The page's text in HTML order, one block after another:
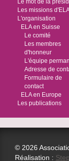
Le mot de la
Les missions
L'organisation
ELA en Suisse
Le comité
Les membres
d'honneur
L'équipe
Adresse de
Formulaire de
contact
ELA en Europe
Les publications
© 2026
Réalisation :